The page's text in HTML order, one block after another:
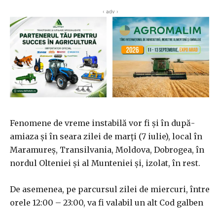
‹ adv ›
Fenomene de vreme instabilă vor fi şi în după-
amiaza şi în seara zilei de marţi (7 iulie), local în
Maramureş, Transilvania, Moldova, Dobrogea, în
nordul Olteniei şi al Munteniei şi, izolat, în rest.
De asemenea, pe parcursul zilei de miercuri, între
orele 12:00 – 23:00, va fi valabil un alt Cod galben